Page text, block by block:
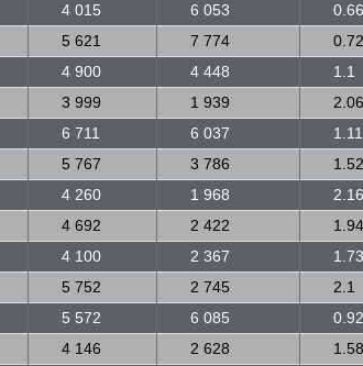
4 015 6 053 0.66
5 621 7 774 0.72
4 900 4 448 1.1
3 999 1 939 2.06
6 711 6 037 1.11
5 767 3 786 1.52
4 260 1 968 2.16
4 692 2 422 1.94
4 100 2 367 1.73
5 752 2 745 2.1
5 572 6 085 0.92
4 146 2 628 1.58